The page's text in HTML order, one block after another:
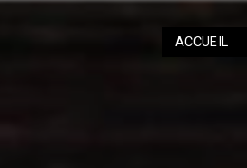
ACCUEIL